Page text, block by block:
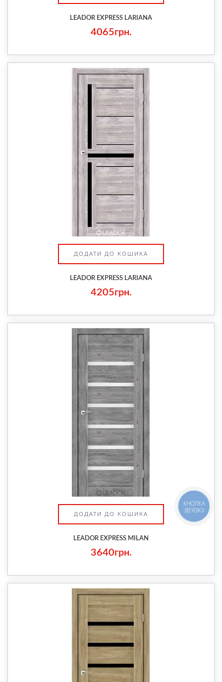
LEADOR EXPRESS LARIANA
4065грн.
ДОДАТИ ДО КОШИКА
LEADOR EXPRESS LARIANA
4205грн.
ДОДАТИ ДО КОШИКА
LEADOR EXPRESS MILAN
3640грн.
КНОПКА
ЗВ'ЯЗКУ